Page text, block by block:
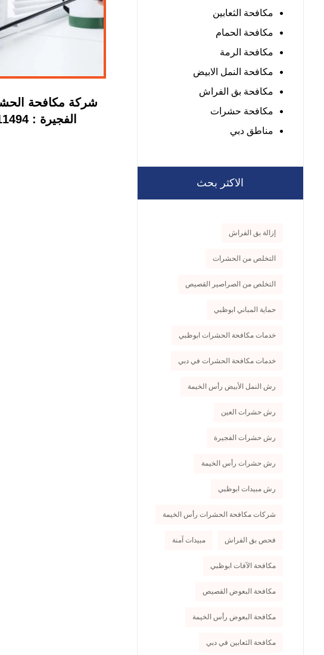
شركة مكافحة
الفجيرة : 0506311494
مكافحة الثعابين
مكافحة الحمام
مكافحة الرمة
مكافحة النمل الابيض
مكافحة بق الفراش
مكافحة حشرات
مناطق دبي
الاكثر بحث
إزالة بق الفراش
التخلص من الحشرات
التخلص من الصراصير القصيص
حماية المباني ابوظبي
خدمات مكافحة الحشرات ابوظبي
خدمات مكافحة الحشرات في دبي
رش النمل الأبيض رأس الخيمة
رش حشرات العين
رش حشرات الفجيرة
رش حشرات رأس الخيمة
رش مبيدات ابوظبي
شركات مكافحة الحشرات رأس الخيمة
فحص بق الفراش مبيدات آمنة
مكافحة الآفات ابوظبي
مكافحة البعوض القصيص
مكافحة البعوض رأس الخيمة
مكافحة الثعابين في دبي